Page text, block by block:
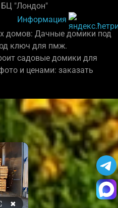
"Лондон"
Информация
домов: Дачные домики под
ключ для пмж.
садовые домики для
и ценами: заказать
✖